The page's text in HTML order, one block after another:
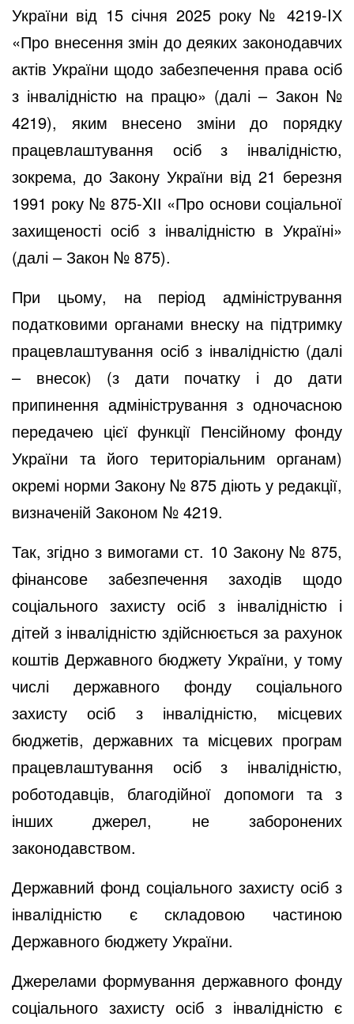
України від 15 січня 2025 року № 4219-IХ
«Про внесення змін до деяких законодавчих
актів України щодо забезпечення права осіб
з інвалідністю на працю» (далі – Закон №
4219), яким внесено зміни до порядку
працевлаштування осіб з інвалідністю,
зокрема, до Закону України від 21 березня
1991 року № 875-XІІ «Про основи соціальної
захищеності осіб з інвалідністю в Україні»
(далі – Закон № 875).
При цьому, на період адміністрування
податковими органами внеску на підтримку
працевлаштування осіб з інвалідністю (далі
– внесок) (з дати початку і до дати
припинення адміністрування з одночасною
передачею цієї функції Пенсійному фонду
України та його територіальним органам)
окремі норми Закону № 875 діють у редакції,
визначеній Законом № 4219.
Так, згідно з вимогами ст. 10 Закону № 875,
фінансове забезпечення заходів щодо
соціального захисту осіб з інвалідністю і
дітей з інвалідністю здійснюється за рахунок
коштів Державного бюджету України, у тому
числі державного фонду соціального
захисту осіб з інвалідністю, місцевих
бюджетів, державних та місцевих програм
працевлаштування осіб з інвалідністю,
роботодавців, благодійної допомоги та з
інших джерел, не заборонених
законодавством.
Державний фонд соціального захисту осіб з
інвалідністю є складовою частиною
Державного бюджету України.
Джерелами формування державного фонду
соціального захисту осіб з інвалідністю є